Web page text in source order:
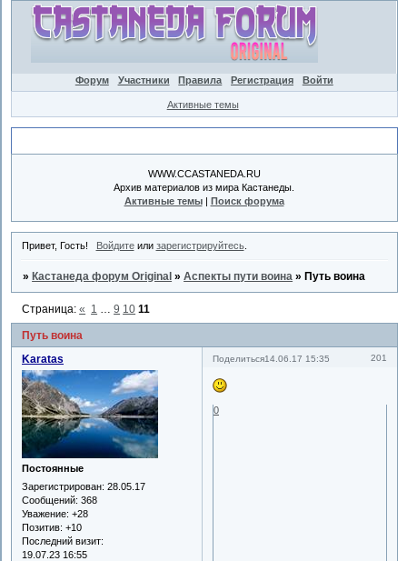
Форум Участники Правила Регистрация Войти
Активные темы
WWW.CCASTANEDA.RU
Архив материалов из мира Кастанеды.
Активные темы| Поиск форума
Привет, Гость! Войдитеили зарегистрируйтесь.
» Кастанеда форум Original »Аспекты пути воина » Путь воина
Путь воина
Страница:« 1 9 10 11
Поделиться 201
14.06.17 15:35
Karatas
Постоянные
Зарегистрирован: 28.05.17
Сообщений: 368
Уважение: +28
Позитив: +10
Последний визит:
19.07.23 16:55
0